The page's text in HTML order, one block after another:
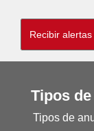
Tipos
Tipos de